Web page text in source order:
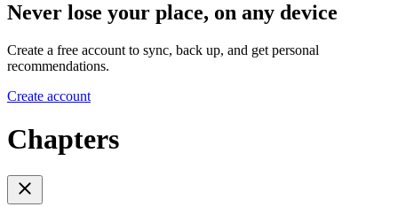
Never lose your place, on any device
Create a free account to sync, back up, and get personal
recommendations.
Create account
Chapters